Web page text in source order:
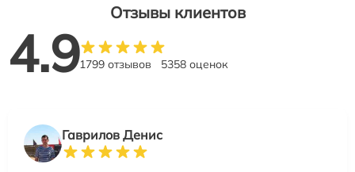
Отзывы клиентов
4.91799 отзывов 5358 оценок
Гаврилов Денис